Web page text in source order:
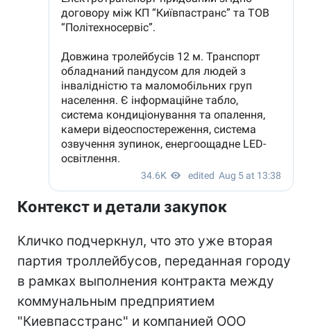
Контекст и детали закупок
Кличко подчеркнул, что это уже вторая
партия троллейбусов, переданная городу
в рамках выполнения контракта между
коммунальным предприятием
"Киевпасстранс" и компанией ООО